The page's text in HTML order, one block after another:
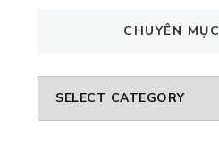
CHUYÊN MỤC
CHUYÊN
MỤC